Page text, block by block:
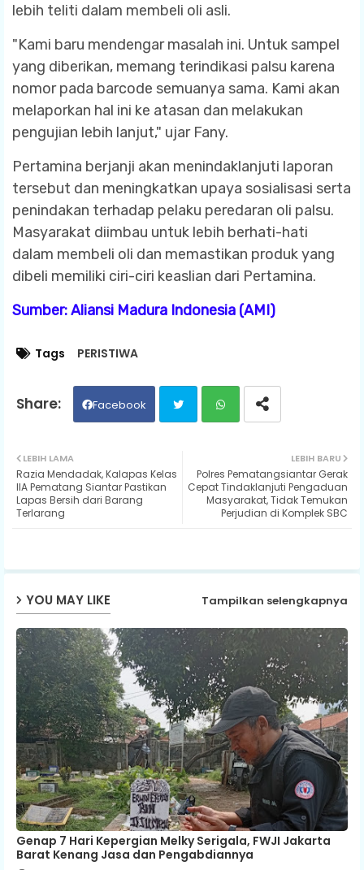
lebih teliti dalam membeli oli asli.
"Kami baru mendengar masalah ini. Untuk sampel
yang diberikan, memang terindikasi palsu karena
nomor pada barcode semuanya sama. Kami akan
melaporkan hal ini ke atasan dan melakukan
pengujian lebih lanjut," ujar Fany.
Pertamina berjanji akan menindaklanjuti laporan
tersebut dan meningkatkan upaya sosialisasi serta
penindakan terhadap pelaku peredaran oli palsu.
Masyarakat diimbau untuk lebih berhati-hati
dalam membeli oli dan memastikan produk yang
dibeli memiliki ciri-ciri keaslian dari Pertamina.
Sumber: Aliansi Madura Indonesia (AMI)
Tags PERISTIWA
Facebook
ter ats
ap
LEBIH BARU
Polres Pematangsiantar Gerak
Cepat Tindaklanjuti Pengaduan
Masyarakat, Tidak Temukan
Perjudian di Komplek SBC
LEBIH LAMA
Razia Mendadak, Kalapas Kelas
IIA Pematang Siantar Pastikan
Lapas Bersih dari Barang
Terlarang
YOU MAY LIKE Tampilkan selengkapnya
Genap 7 Hari Kepergian Melky Serigala, FWJI Jakarta
Barat Kenang Jasa dan Pengabdiannya